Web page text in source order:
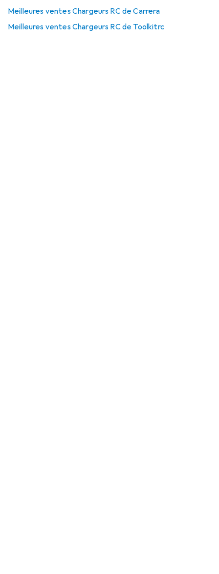
Meilleures ventes Chargeurs RC de Carrera
Meilleures ventes Chargeurs RC de Toolkitrc